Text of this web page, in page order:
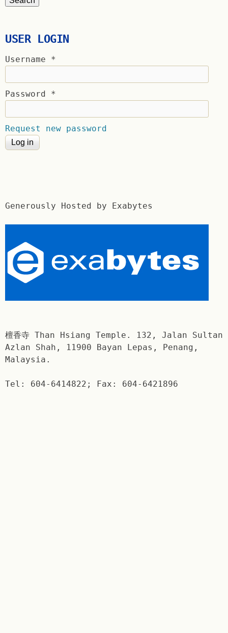
USER LOGIN
Username *
Password *
Request new password
Generously Hosted by Exabytes
檀香寺 Than Hsiang Temple. 132, Jalan Sultan
Azlan Shah, 11900 Bayan Lepas, Penang,
Malaysia.
Tel: 604-6414822; Fax: 604-6421896